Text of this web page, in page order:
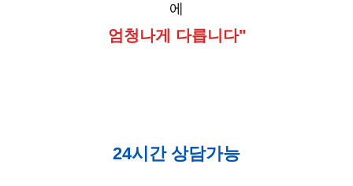
에
엄청나게 다릅니다"
24시간 상담가능